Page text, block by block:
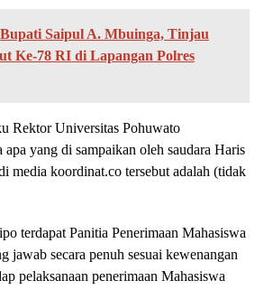
Bupati Saipul A. Mbuinga, Tinjau
Ke-78 RI di Lapangan Polres
Rektor Universitas Pohuwato
yang di sampaikan oleh saudara Haris
media koordinat.co tersebut adalah (tidak
terdapat Panitia Penerimaan Mahasiswa
jawab secara penuh sesuai kewenangan
pelaksanaan penerimaan Mahasiswa